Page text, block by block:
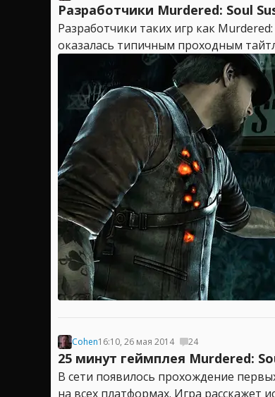
Разработчики Murdered: Soul
Разработчики таких игр как
оказалась типичным проходным
Cohen16:10, 26 мая 2014 24
25 минут геймплея Murdered:
В сети появилось прохождение
на всех платформах. Игра расскажет